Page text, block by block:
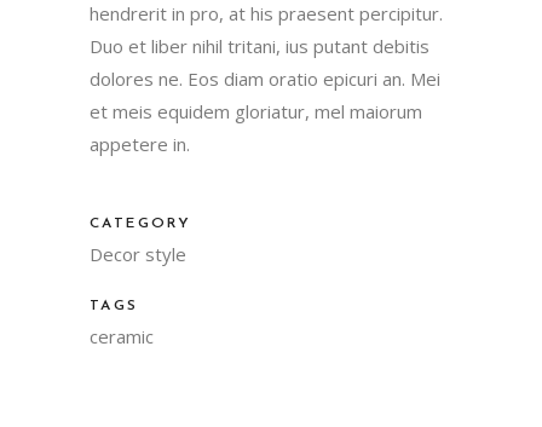
hendrerit in pro, at his praesent percipitur.
Duo et liber nihil tritani, ius putant debitis
dolores ne. Eos diam oratio epicuri an. Mei
et meis equidem gloriatur, mel maiorum
appetere in.
CATEGORY
Decor style
TAGS
ceramic